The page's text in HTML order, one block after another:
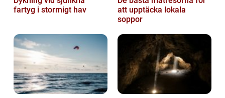
fartyg i stormigt hav
att upptäcka lokala
soppor